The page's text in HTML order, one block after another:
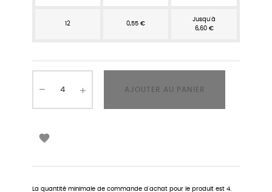
12 0,55 €
Jusqu'à
6,60 €
AJOUTER AU PANIER

La quantité minimale de commande d'achat pour le produit est 4.